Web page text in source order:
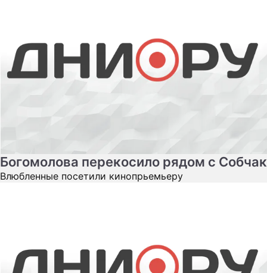
Богомолова перекосило рядом с Собчак
Влюбленные посетили кинопрьемьеру